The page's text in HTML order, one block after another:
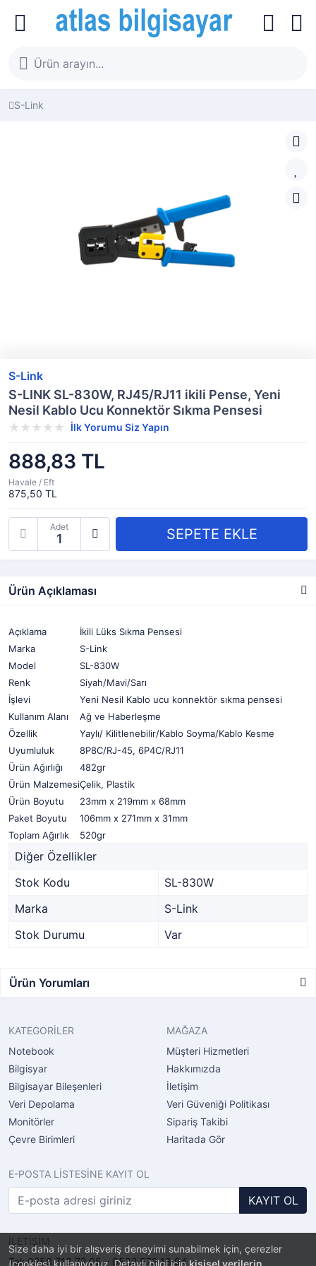
Size daha iyi bir alışveriş deneyimi sunabilmek için, çerezler
(cookies) kullanıyoruz. Detaylı bilgi için kişisel verilerin
S-Link
S-Link
S-LINK SL-830W, RJ45/RJ11 ikili Pense, Yeni
Nesil Kablo Ucu Konnektör Sıkma Pensesi
İlk Yorumu Siz Yapın
888,83 TL
Havale / Eft
875,50 TL
Adet
Ürün Açıklaması
Açıklama
İkili Lüks Sıkma Pensesi
Marka
S-Link
Model
SL-830W
Renk
Siyah/Mavi/Sarı
İşlevi
Yeni Nesil Kablo ucu konnektör sıkma pensesi
Kullanım Alanı
Ağ ve Haberleşme
Özellik
Yaylı/ Kilitlenebilir/Kablo Soyma/Kablo Kesme
Uyumluluk
8P8C/RJ-45, 6P4C/RJ11
Ürün Ağırlığı
482gr
Ürün MalzemesiÇelik, Plastik
Ürün Boyutu
23mm x 219mm x 68mm
Paket Boyutu
106mm x 271mm x 31mm
Toplam Ağırlık
520gr
Diğer Özellikler
Stok Kodu
SL-830W
Marka
S-Link
Stok Durumu
Var
Ürün Yorumları
KATEGORİLER
Notebook
Bilgisyar
Bilgisayar Bileşenleri
Veri Depolama
Monitörler
Çevre Birimleri
MAĞAZA
Müşteri Hizmetleri
Hakkımızda
İletişim
Veri Güveniği Politikası
Sipariş Takibi
Haritada Gör
E-POSTA LİSTESİNE KAYIT OL
KAYIT OL
İLETİŞİM
Tel: 0258 713 72 05 – 0532 572 13 94